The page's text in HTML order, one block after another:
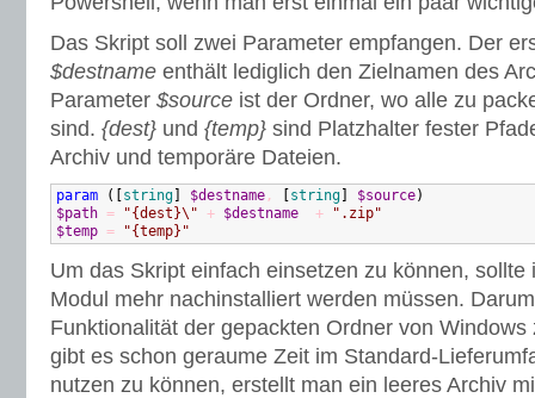
Das Skript soll zwei Parameter empfangen. Der
$destname enthält lediglich den Zielnamen des
Parameter $source ist der Ordner, wo alle zu
sind. {dest} und {temp} sind Platzhalter fester
Archiv und temporäre Dateien.
param ( string $destname , string $source)
$path = "{dest}\" + $destname +
".zip"
$temp = "{temp}"
Um das Skript einfach einsetzen zu können, sollte
Modul mehr nachinstalliert werden müssen.
Funktionalität der gepackten Ordner von
gibt es schon geraume Zeit im Standard-
nutzen zu können, erstellt man ein leeres Archiv